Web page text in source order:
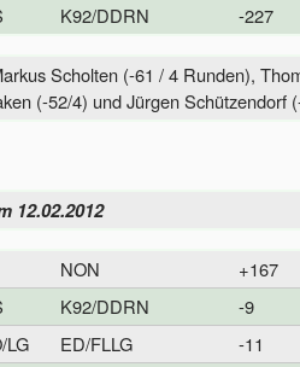
K92/DDRN -227
Scholten (-61 / 4 Runden),
(-52/4) und Jürgen Schützendorf
12.02.2012
NON +167
K92/DDRN -9
LG
ED/FLLG -11